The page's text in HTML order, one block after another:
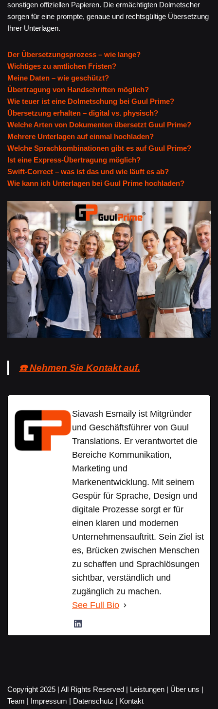
sonstigen offiziellen Papieren. Die ermächtigten Dolmetscher
sorgen für eine prompte, genaue und rechtsgültige Übersetzung
Ihrer Unterlagen.
Der Übersetzungsprozess – wie lange?
Wichtiges zu amtlichen Fristen?
Meine Daten – wie geschützt?
Übertragung von Handschriften möglich?
Wie teuer ist eine Dolmetschung bei Guul Prime?
Übersetzung erhalten – digital vs. physisch?
Welche Arten von Dokumenten übersetzt Guul Prime?
Mehrere Unterlagen auf einmal hochladen?
Welche Sprachkombinationen gibt es auf Guul Prime?
Ist eine Express-Übertragung möglich?
Swift-Correct – was ist das und wie läuft es ab?
Wie kann ich Unterlagen bei Guul Prime hochladen?
☎️ Nehmen Sie Kontakt auf.
Siavash Esmaily ist Mitgründer
und Geschäftsführer von Guul
Translations. Er verantwortet die
Bereiche Kommunikation,
Marketing und
Markenentwicklung. Mit seinem
Gespür für Sprache, Design und
digitale Prozesse sorgt er für
einen klaren und modernen
Unternehmensauftritt. Sein Ziel ist
es, Brücken zwischen Menschen
zu schaffen und Sprachlösungen
sichtbar, verständlich und
zugänglich zu machen.
See Full Bio
Copyright 2025 | All Rights Reserved | Leistungen | Über uns |
Team | Impressum | Datenschutz | Kontakt